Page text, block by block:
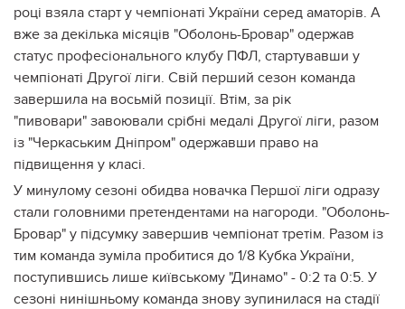
році взяла старт у чемпіонаті України серед аматорів. А
вже за декілька місяців "Оболонь-Бровар" одержав
статус професіонального клубу ПФЛ, стартувавши у
чемпіонаті Другої ліги. Свій перший сезон команда
завершила на восьмій позиції. Втім, за рік
"пивовари" завоювали срібні медалі Другої ліги, разом
із "Черкаським Дніпром" одержавши право на
підвищення у класі.
У минулому сезоні обидва новачка Першої ліги одразу
стали головними претендентами на нагороди. "Оболонь-
Бровар" у підсумку завершив чемпіонат третім. Разом із
тим команда зуміла пробитися до 1/8 Кубка України,
поступившись лише київському "Динамо" - 0:2 та 0:5. У
сезоні нинішньому команда знову зупинилася на стадії